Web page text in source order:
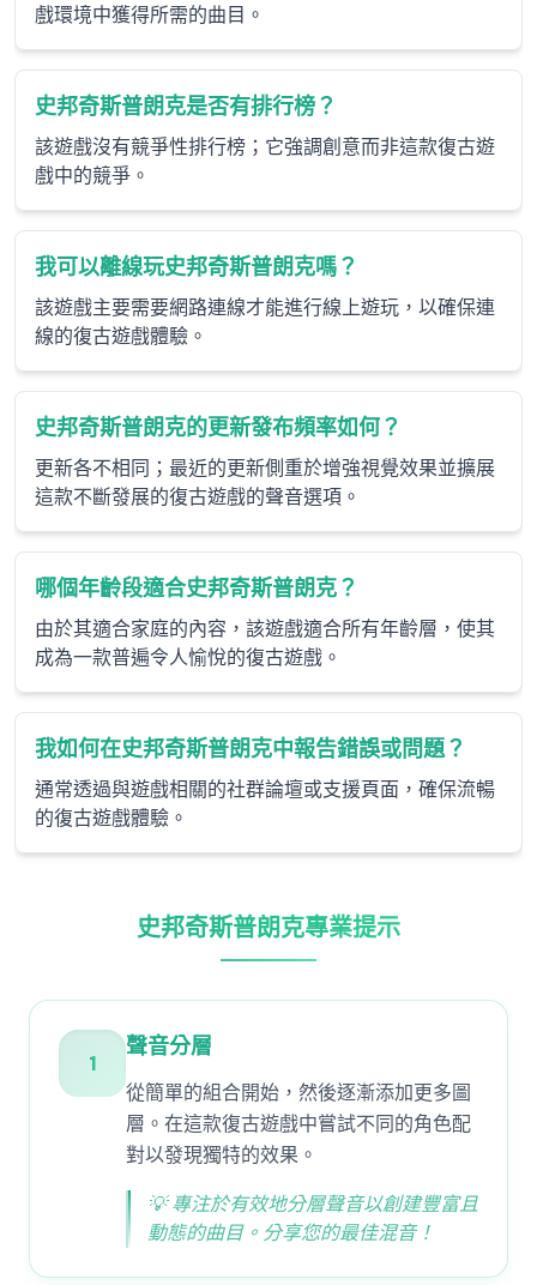
戲環境中獲得所需的曲目。
史邦奇斯普朗克是否有排行榜？
該遊戲沒有競爭性排行榜；它強調創意而非這款復古遊
戲中的競爭。
我可以離線玩史邦奇斯普朗克嗎？
該遊戲主要需要網路連線才能進行線上遊玩，以確保連
線的復古遊戲體驗。
史邦奇斯普朗克的更新發布頻率如何？
更新各不相同；最近的更新側重於增強視覺效果並擴展
這款不斷發展的復古遊戲的聲音選項。
哪個年齡段適合史邦奇斯普朗克？
由於其適合家庭的內容，該遊戲適合所有年齡層，使其
成為一款普遍令人愉悅的復古遊戲。
我如何在史邦奇斯普朗克中報告錯誤或問題？
通常透過與遊戲相關的社群論壇或支援頁面，確保流暢
的復古遊戲體驗。
史邦奇斯普朗克專業提示
1
聲音分層
從簡單的組合開始，然後逐漸添加更多圖
層。在這款復古遊戲中嘗試不同的角色配
對以發現獨特的效果。
💡專注於有效地分層聲音以創建豐富且
動態的曲目。分享您的最佳混音！